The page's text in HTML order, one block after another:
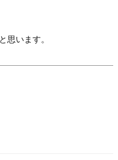
思います。